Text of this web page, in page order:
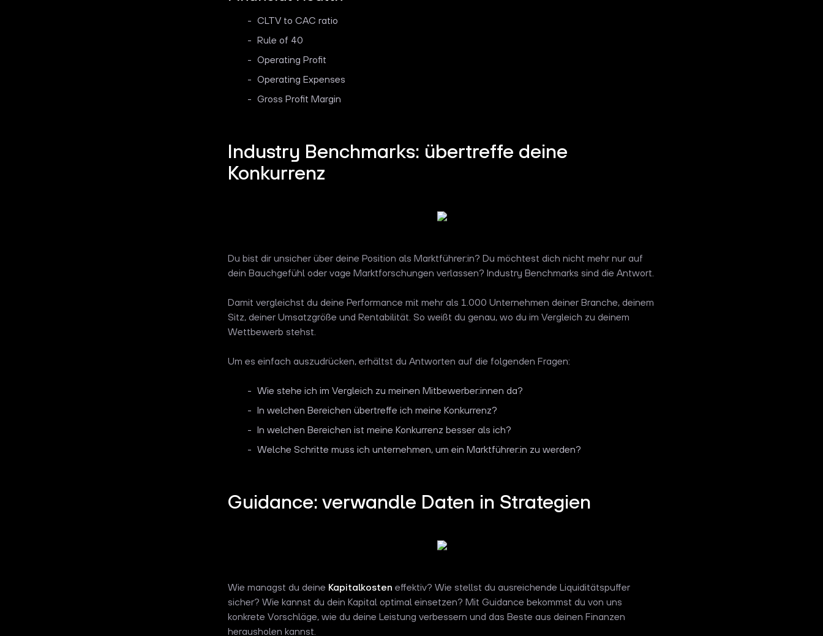
CLTV to CAC ratio
Rule of 40
Operating Profit
Operating Expenses
Gross Profit Margin
Industry Benchmarks: übertreffe deine
Konkurrenz
Du bist dir unsicher über deine Position als Marktführer:in? Du möchtest dich nicht mehr nur auf
dein Bauchgefühl oder vage Marktforschungen verlassen? Industry Benchmarks sind die Antwort.
Damit vergleichst du deine Performance mit mehr als 1.000 Unternehmen deiner Branche, deinem
Sitz, deiner Umsatzgröße und Rentabilität. So weißt du genau, wo du im Vergleich zu deinem
Wettbewerb stehst.
Um es einfach auszudrücken, erhältst du Antworten auf die folgenden Fragen:
Wie stehe ich im Vergleich zu meinen Mitbewerber:innen da?
In welchen Bereichen übertreffe ich meine Konkurrenz?
In welchen Bereichen ist meine Konkurrenz besser als ich?
Welche Schritte muss ich unternehmen, um ein Marktführer:in zu werden?
Guidance: verwandle Daten in Strategien
Wie managst du deine Kapitalkosten effektiv? Wie stellst du ausreichende Liquiditätspuffer
sicher? Wie kannst du dein Kapital optimal einsetzen? Mit Guidance bekommst du von uns
konkrete Vorschläge, wie du deine Leistung verbessern und das Beste aus deinen Finanzen
herausholen kannst.